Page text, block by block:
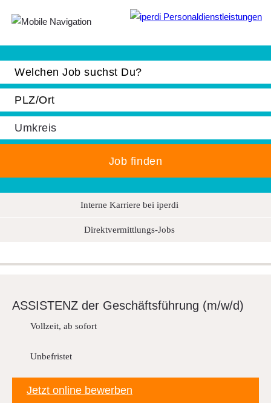
Interne Karriere bei iperdi
Direktvermittlungs-Jobs
ASSISTENZ der Geschäfts­füh­rung (m/w/d)
Vollzeit, ab sofort
Unbefristet
Jetzt online bewerben
Jobbörse
Bewerber
Über iperdi
AGB
FAQ
Sitemap